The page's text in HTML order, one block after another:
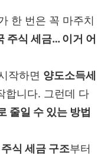
한 번은 꼭 마주치
주식 세금… 이거 어
작하면 양도소득세
합니다. 그런데 다
줄일 수 있는 방법
식 세금 구조부터